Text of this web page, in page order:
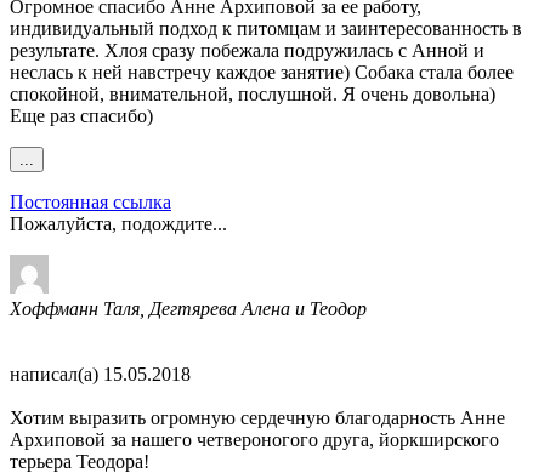
Огромное спасибо Анне Архиповой за ее работу,
индивидуальный подход к питомцам и заинтересованность в
результате. Хлоя сразу побежала подружилась с Анной и
неслась к ней навстречу каждое занятие) Собака стала более
спокойной, внимательной, послушной. Я очень довольна)
Еще раз спасибо)
этот
в
другое
Постоянная ссылка
Пожалуйста, подождите...
Хоффманн Таля, Дегтярева Алена и Теодор
написал(а) 15.05.2018
Хотим выразить огромную сердечную благодарность Анне
Архиповой за нашего четвероногого друга, йоркширского
терьера Теодора!